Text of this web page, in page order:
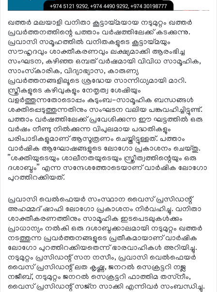
ഖത്തര്‍ മലയാളി വനിതാ കൂട്ടായ്മയായ നടുമുറ്റം ഖത്തര്‍
പ്രവര്‍ത്തനത്തിന്റെ പത്താം വര്‍ഷത്തിലേക്ക് കടക്കുന്നു.
പ്രവാസി സമൂഹത്തില്‍ വനിതകളുടെ കൂട്ടായ്മയും
സൗഹൃദവും ശാക്തീകരണവും ലക്ഷ്യമാക്കി ആരംഭിച്ച
സംഘടന, കഴിഞ്ഞ ഒമ്പത് വര്‍ഷമായി വിവിധ സാമൂഹിക,
സാംസ്‌കാരിക, വിദ്യാഭ്യാസ, കാരുണ്യ
പ്രവര്‍ത്തനങ്ങളിലൂടെ ശ്രദ്ധേയ സാന്നിധ്യമായി മാറി.
സ്ത്രീകളുടെ കഴിവുകളും നേതൃത്വ ശേഷിയും
വളര്‍ത്തുന്നതോടൊപ്പം കുടുംബ-സാമൂഹിക ബന്ധങ്ങള്‍
ശക്തിപ്പെടുത്തുന്നതിനും സംഘടന വലിയ പങ്കുവഹിച്ചിട്ടുണ്ട്.
പത്താം വര്‍ഷത്തിലേക്ക് പ്രവേശിക്കുന്ന ഈ ഘട്ടത്തില്‍ ഒരു
വര്‍ഷം നീണ്ടു നില്‍ക്കുന്ന വിപുലമായ പദ്ധതികളും
പരിപാടികളുമാണ് ആസൂത്രണം ചെയ്തിട്ടുള്ളത്. പത്താം
വാര്‍ഷിക ആഘോഷങ്ങളുടെ ലോഗോ പ്രകാശനം ചെയ്തു.
”ശക്തിയുടെയും ശാലീനതയുടെയും സ്ത്രീത്വത്തിന്റെയും ഒരു
ദശാബ്ദം” എന്ന സന്ദേശത്തോടെയാണ് വാര്‍ഷിക ലോഗോ
പുറത്തിറക്കിയത്.
പ്രവാസി വെല്‍ഫെയര്‍ സംസ്ഥാന വൈസ് പ്രസിഡന്റ്
അഹമ്മദ് ഷാഫി ലോഗോ പ്രകാശനം നിര്‍വഹിച്ചു. വനിതാ
ശാക്തീകരണത്തിനും സാമൂഹിക ഇടപെടലുകള്‍ക്കും
പ്രാധാന്യം നല്‍കി ഒരു ദശാബ്ദക്കാലമായി നടുമുറ്റം ഖത്തര്‍
നടത്തുന്ന പ്രവര്‍ത്തനങ്ങളുടെ പ്രതീകമായാണ് വാര്‍ഷിക
ലോഗോ പുറത്തിറക്കിയതെന്ന് ഭാരവാഹികള്‍ അറിയിച്ചു.
നടുമുറ്റം പ്രസിഡന്റ് സന നസീം, പ്രവാസി വെല്‍ഫെയര്‍
വൈസ് പ്രസിഡന്റ് ലത കൃഷ്ണ, ജനറല്‍ സെക്രട്ടറി നജ്ല
നജീബ്, നടുമുറ്റം ജനറല്‍ സെക്രട്ടറി ഫാത്തിമ തസ്‌നീം,
വൈസ് പ്രസിഡന്റ് സജ്ന സാക്കി എന്നിവര്‍ സംബന്ധിച്ചു.